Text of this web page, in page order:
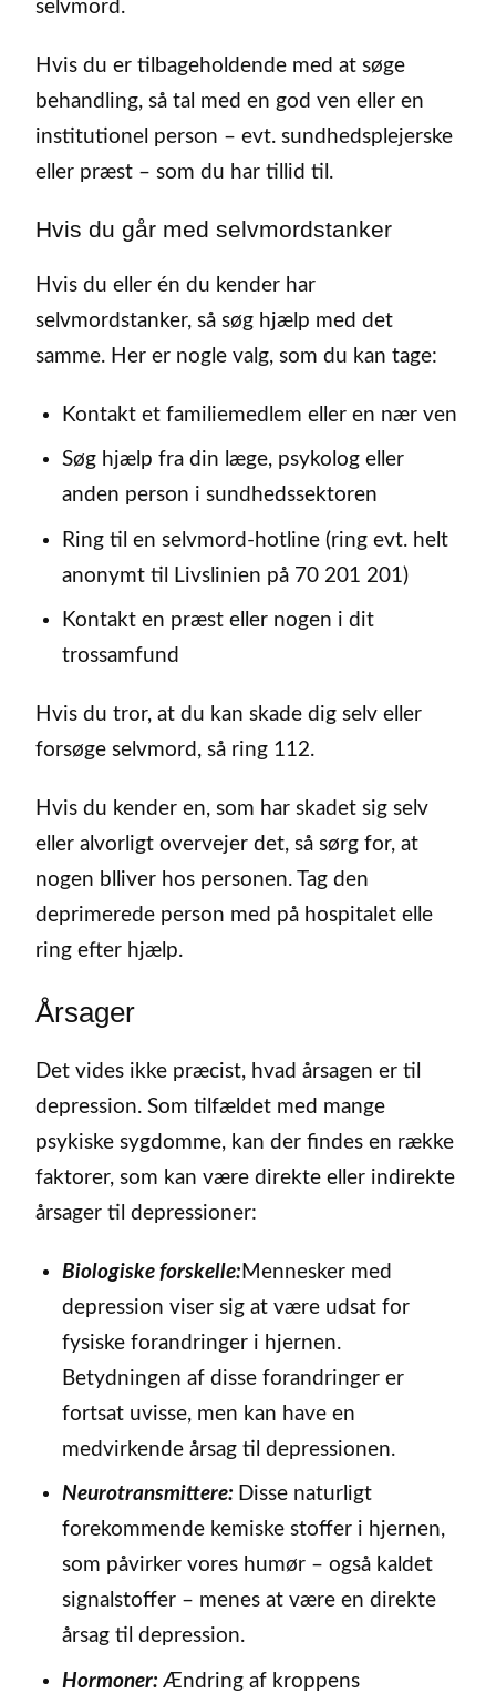
selvmord.
Hvis du er tilbageholdende med at søge
behandling, så tal med en god ven eller en
institutionel person – evt. sundhedsplejerske
eller præst – som du har tillid til.
Hvis du går med selvmordstanker
Hvis du eller én du kender har
selvmordstanker, så søg hjælp med det
samme. Her er nogle valg, som du kan tage:
Kontakt et familiemedlem eller en nær ven
Søg hjælp fra din læge, psykolog eller
anden person i sundhedssektoren
Ring til en selvmord-hotline (ring evt. helt
anonymt til Livslinien på 70 201 201)
Kontakt en præst eller nogen i dit
trossamfund
Hvis du tror, at du kan skade dig selv eller
forsøge selvmord, så ring 112.
Hvis du kender en, som har skadet sig selv
eller alvorligt overvejer det, så sørg for, at
nogen blliver hos personen. Tag den
deprimerede person med på hospitalet elle
ring efter hjælp.
Årsager
Det vides ikke præcist, hvad årsagen er til
depression. Som tilfældet med mange
psykiske sygdomme, kan der findes en række
faktorer, som kan være direkte eller indirekte
årsager til depressioner:
Biologiske forskelle: Mennesker med
depression viser sig at være udsat for
fysiske forandringer i hjernen.
Betydningen af disse forandringer er
fortsat uvisse, men kan have en
medvirkende årsag til depressionen.
Neurotransmittere: Disse naturligt
forekommende kemiske stoffer i hjernen,
som påvirker vores humør – også kaldet
signalstoffer – menes at være en direkte
årsag til depression.
Hormoner: Ændring af kroppens